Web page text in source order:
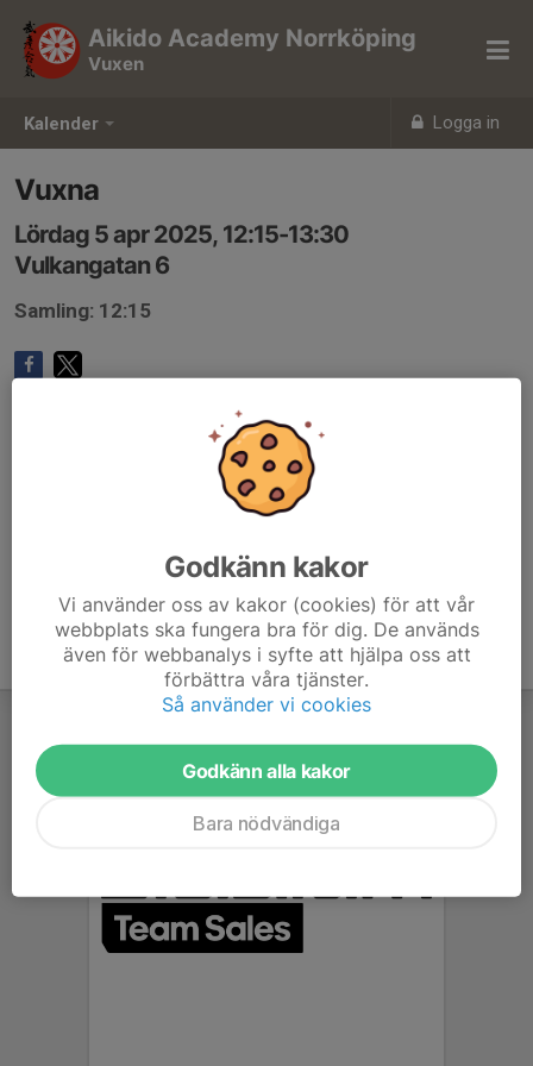
Kalender Logga in
Aikido Academy Norrköping
Vuxen
Vuxna
Lördag 5 apr 2025, 12:15-13:30
Vulkangatan 6
Samling: 12:15
Godkänn kakor
Vi använder oss av kakor (cookies) för att vår
webbplats ska fungera bra för dig. De används
även för webbanalys i syfte att hjälpa oss att
förbättra våra tjänster.
Så använder vi cookies
Godkänn alla kakor
Bara nödvändiga